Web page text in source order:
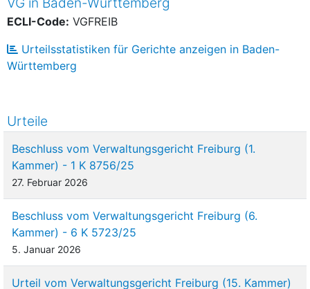
ECLI-Code: VGFREIB
Urteilsstatistiken für Gerichte anzeigen in Baden-
Württemberg
Urteile
Beschluss vom Verwaltungsgericht Freiburg (1.
Kammer) - 1 K 8756/25
27. Februar 2026
Beschluss vom Verwaltungsgericht Freiburg (6.
Kammer) - 6 K 5723/25
5. Januar 2026
Urteil vom Verwaltungsgericht Freiburg (15. Kammer)